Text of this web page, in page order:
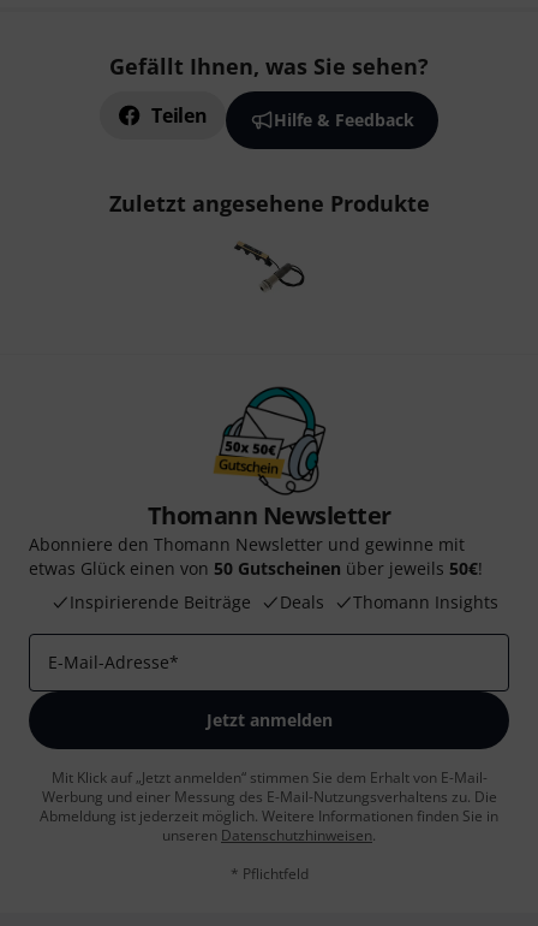
Gefällt Ihnen, was Sie sehen?
Teilen Hilfe & Feedback
Zuletzt angesehene Produkte
Thomann Newsletter
Abonniere den Thomann Newsletter und gewinne mit
etwas Glück einen von 50 Gutscheinen über jeweils 50€!
Inspirierende Beiträge
Deals Thomann Insights
E-Mail-Adresse*
Jetzt anmelden
Mit Klick auf „Jetzt anmelden“ stimmen Sie dem Erhalt von E-Mail-
Werbung und einer Messung des E-Mail-Nutzungsverhaltens zu. Die
Abmeldung ist jederzeit möglich. Weitere Informationen finden Sie in
unseren Datenschutzhinweisen.
* Pflichtfeld